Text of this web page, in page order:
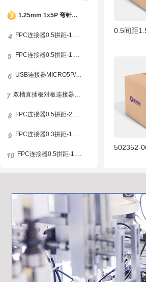
1.25mm 1x5P 弯针插件 母座 米色
FPC连接器0.5拼距-1.0H-8P-前插后锁
FPC连接器0.5拼距-1.8H-68P-翻盖下接
USB连接器MICRO5P/FB反向牛角1.6
双槽直插板对板连接器0.8间距20P(2*10) 合高5.0H 公高1.0H 母高4.0H
FPC连接器0.5拼距-2.0H-10P-抽拉下接
FPC连接器0.3拼距-1.0H-45P-翻盖下接
FPC连接器0.5拼距-1.0H-6P-前插后锁